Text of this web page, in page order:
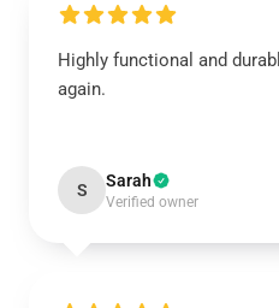
Highly functional and
again.
S Sarah
Verified owner